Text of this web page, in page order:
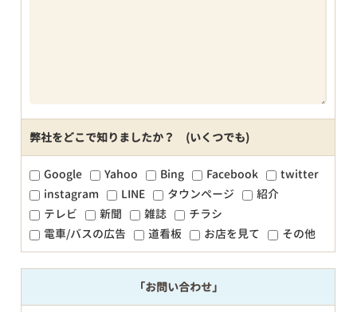
弊社をどこで知りましたか？ (いくつでも)
Google Yahoo Bing Facebook
twitter
instagram
LINE タウンページ
紹介
テレビ
新聞 雑誌
チラシ
電車/バスの広告
道看板 お店を見て その他
「お問い合わせ」